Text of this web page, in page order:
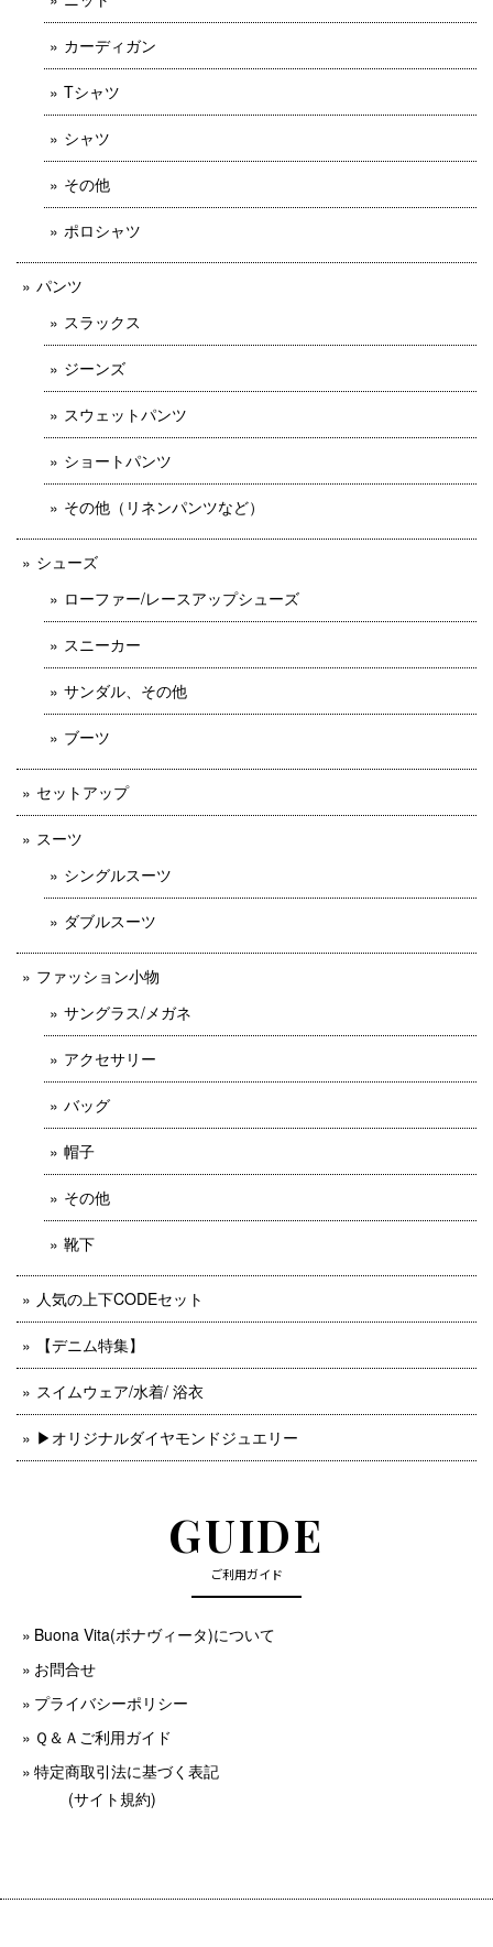
カーディガン
Tシャツ
シャツ
その他
ポロシャツ
パンツ
スラックス
ジーンズ
スウェットパンツ
ショートパンツ
その他（リネンパンツなど）
シューズ
ローファー/レースアップシューズ
スニーカー
サンダル、その他
ブーツ
セットアップ
スーツ
シングルスーツ
ダブルスーツ
ファッション小物
サングラス/メガネ
アクセサリー
バッグ
帽子
その他
靴下
人気の上下CODEセット
【デニム特集】
スイムウェア/水着/ 浴衣
▶︎オリジナルダイヤモンドジュエリー
GUIDE
ご利用ガイド
Buona Vita(ボナヴィータ)について
お問合せ
プライバシーポリシー
Ｑ＆Ａご利用ガイド
特定商取引法に基づく表記
(サイト規約)